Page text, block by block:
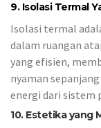
9. Isolasi Termal
Isolasi termal
dalam ruangan
yang efisien,
nyaman
energi dari sistem
10. Estetika yang